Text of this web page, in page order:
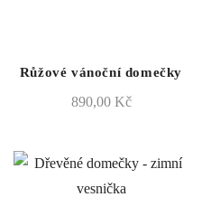
Růžové vánoční domečky
890,00 Kč